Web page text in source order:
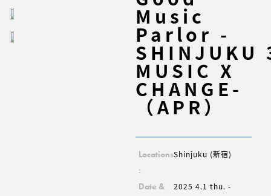
Music
Parlor -
SHINJUKU
MUSIC X
CHANGE-
（APR）
Locations
:
Shinjuku (新宿)
Date &
2025 4.1 thu. -